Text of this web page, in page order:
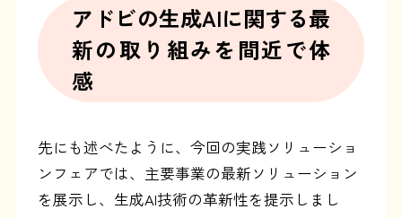
アドビの生成AIに関する最
新の取り組みを間近で体
感
先にも述べたように、今回の実践ソリューショ
ンフェアでは、主要事業の最新ソリューション
を展示し、生成AI技術の革新性を提示しまし